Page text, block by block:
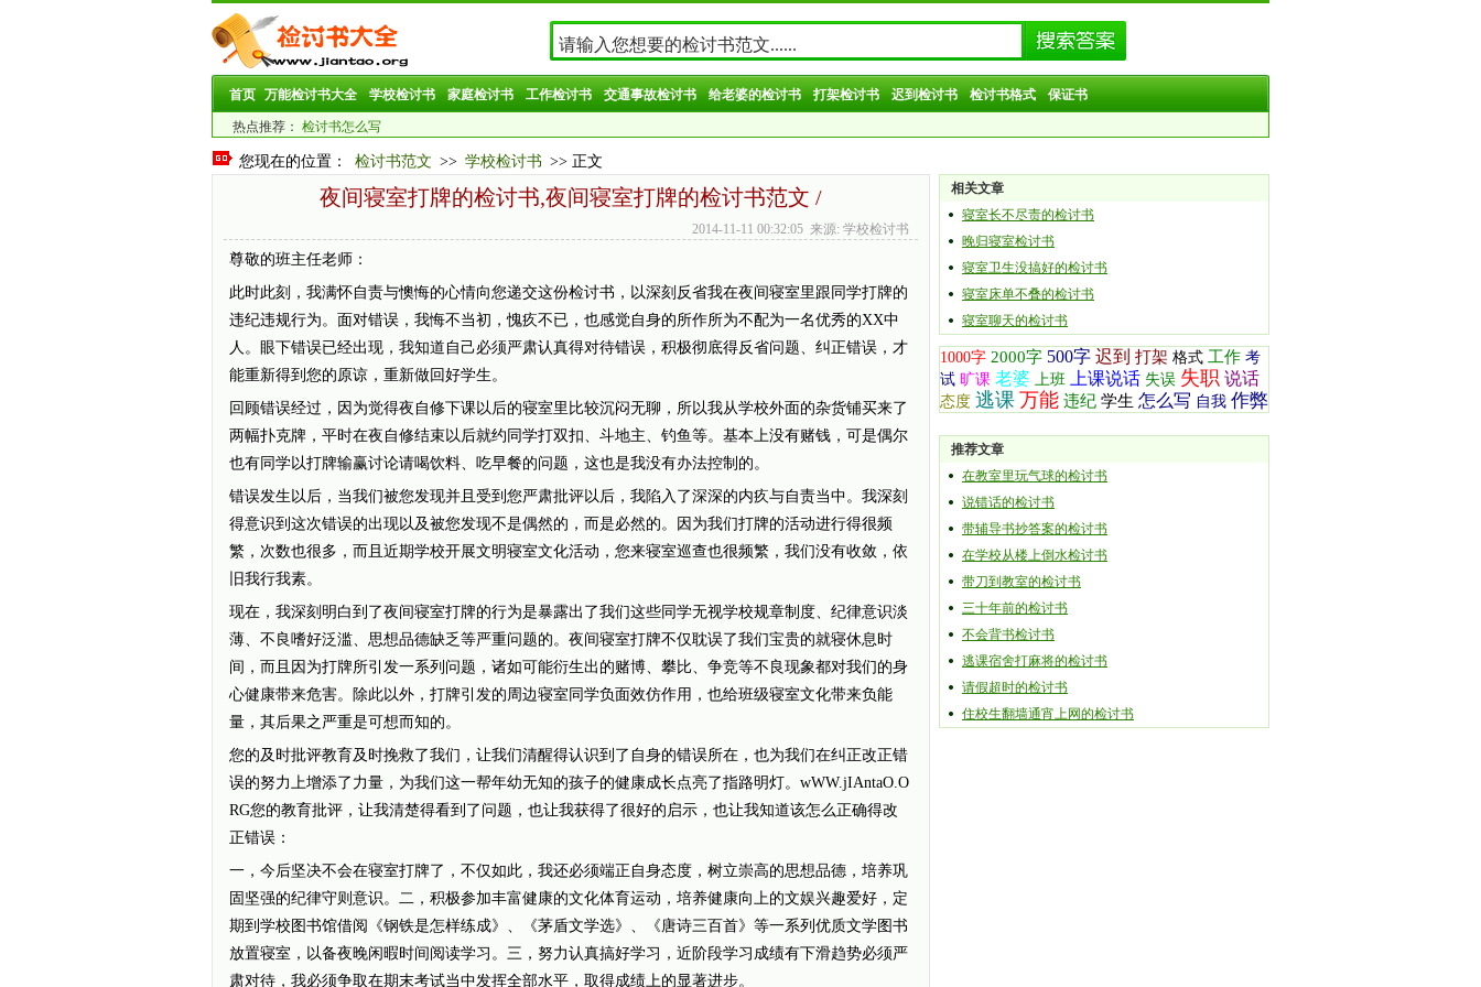
首页 万能检讨书大全 学校检讨书 家庭检讨书 工作检讨书 交通事故检讨书 给老婆的检讨书 打架检讨书 迟到检讨书 检讨书格式 保证书
热点推荐： 检讨书怎么写
您现在的位置： 检讨书范文 >> 学校检讨书 >> 正文
夜间寝室打牌的检讨书,夜间寝室打牌的检讨书范文 /
2014-11-11 00:32:05 来源: 学校检讨书
尊敬的班主任老师：
此时此刻，我满怀自责与懊悔的心情向您递交这份检讨书，以深刻反省我在夜间寝室里跟同学打牌的
违纪违规行为。面对错误，我悔不当初，愧疚不已，也感觉自身的所作所为不配为一名优秀的XX中
人。眼下错误已经出现，我知道自己必须严肃认真得对待错误，积极彻底得反省问题、纠正错误，才
能重新得到您的原谅，重新做回好学生。
回顾错误经过，因为觉得夜自修下课以后的寝室里比较沉闷无聊，所以我从学校外面的杂货铺买来了
两幅扑克牌，平时在夜自修结束以后就约同学打双扣、斗地主、钓鱼等。基本上没有赌钱，可是偶尔
也有同学以打牌输赢讨论请喝饮料、吃早餐的问题，这也是我没有办法控制的。
错误发生以后，当我们被您发现并且受到您严肃批评以后，我陷入了深深的内疚与自责当中。我深刻
得意识到这次错误的出现以及被您发现不是偶然的，而是必然的。因为我们打牌的活动进行得很频
繁，次数也很多，而且近期学校开展文明寝室文化活动，您来寝室巡查也很频繁，我们没有收敛，依
旧我行我素。
现在，我深刻明白到了夜间寝室打牌的行为是暴露出了我们这些同学无视学校规章制度、纪律意识淡
薄、不良嗜好泛滥、思想品德缺乏等严重问题的。夜间寝室打牌不仅耽误了我们宝贵的就寝休息时
间，而且因为打牌所引发一系列问题，诸如可能衍生出的赌博、攀比、争竞等不良现象都对我们的身
心健康带来危害。除此以外，打牌引发的周边寝室同学负面效仿作用，也给班级寝室文化带来负能
量，其后果之严重是可想而知的。
您的及时批评教育及时挽救了我们，让我们清醒得认识到了自身的错误所在，也为我们在纠正改正错
误的努力上增添了力量，为我们这一帮年幼无知的孩子的健康成长点亮了指路明灯。wWW.jIAntaO.O
RG您的教育批评，让我清楚得看到了问题，也让我获得了很好的启示，也让我知道该怎么正确得改
正错误：
一，今后坚决不会在寝室打牌了，不仅如此，我还必须端正自身态度，树立崇高的思想品德，培养巩
固坚强的纪律守则意识。二，积极参加丰富健康的文化体育运动，培养健康向上的文娱兴趣爱好，定
期到学校图书馆借阅《钢铁是怎样练成》、《茅盾文学选》、《唐诗三百首》等一系列优质文学图书
放置寝室，以备夜晚闲暇时间阅读学习。三，努力认真搞好学习，近阶段学习成绩有下滑趋势必须严
肃对待，我必须争取在期末考试当中发挥全部水平，取得成绩上的显著进步。
相关文章
寝室长不尽责的检讨书
晚归寝室检讨书
寝室卫生没搞好的检讨书
寝室床单不叠的检讨书
寝室聊天的检讨书
1000字 2000字 500字 迟到 打架 格式 工作 考
试 旷课 老婆 上班 上课说话 失误 失职 说话
态度 逃课 万能 违纪 学生 怎么写 自我 作弊
推荐文章
在教室里玩气球的检讨书
说错话的检讨书
带辅导书抄答案的检讨书
在学校从楼上倒水检讨书
带刀到教室的检讨书
三十年前的检讨书
不会背书检讨书
逃课宿舍打麻将的检讨书
请假超时的检讨书
住校生翻墙通宵上网的检讨书